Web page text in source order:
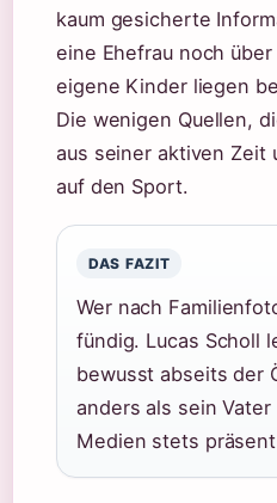
kaum gesicherte
eine Ehefrau noch
eigene Kinder liegen
Die wenigen Quellen,
aus seiner aktiven Zeit
auf den Sport.
DAS FAZIT
Wer nach
fündig. Lucas Scholl
bewusst abseits der
anders als sein
Medien stets